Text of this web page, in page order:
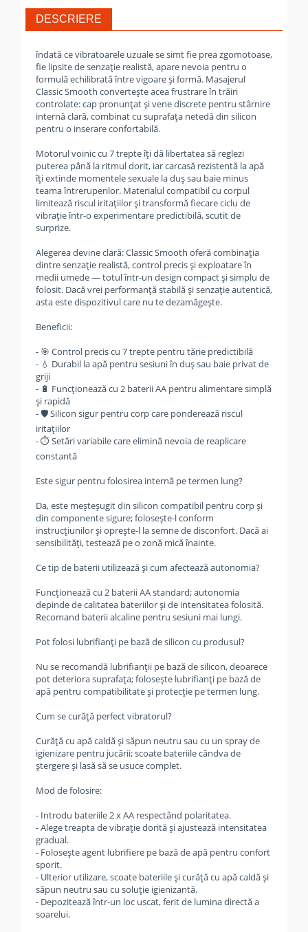
DESCRIERE
îndată ce vibratoarele uzuale se simt fie prea zgomotoase,
fie lipsite de senzație realistă, apare nevoia pentru o
formulă echilibrată între vigoare și formă. Masajerul
Classic Smooth convertește acea frustrare în trăiri
controlate: cap pronunțat și vene discrete pentru stârnire
internă clară, combinat cu suprafața netedă din silicon
pentru o inserare confortabilă.
Motorul voinic cu 7 trepte îți dă libertatea să reglezi
puterea până la ritmul dorit, iar carcasă rezistentă la apă
îți extinde momentele sexuale la duș sau baie minus
teama întreruperilor. Materialul compatibil cu corpul
limitează riscul iritațiilor și transformă fiecare ciclu de
vibrație într-o experimentare predictibilă, scutit de
surprize.
Alegerea devine clară: Classic Smooth oferă combinația
dintre senzație realistă, control precis și exploatare în
medii umede — totul într-un design compact și simplu de
folosit. Dacă vrei performanță stabilă și senzație autentică,
asta este dispozitivul care nu te dezamăgește.
Beneficii:
- 🎯 Control precis cu 7 trepte pentru tărie predictibilă
- 💧 Durabil la apă pentru sesiuni în duș sau baie privat de
griji
- 🔋 Funcționează cu 2 baterii AA pentru alimentare simplă
și rapidă
- 🛡️ Silicon sigur pentru corp care ponderează riscul
iritațiilor
- ⏱️ Setări variabile care elimină nevoia de reaplicare
constantă
Este sigur pentru folosirea internă pe termen lung?
Da, este meșteșugit din silicon compatibil pentru corp și
din componente sigure; folosește-l conform
instrucțiunilor și oprește-l la semne de disconfort. Dacă ai
sensibilități, testează pe o zonă mică înainte.
Ce tip de baterii utilizează și cum afectează autonomia?
Funcționează cu 2 baterii AA standard; autonomia
depinde de calitatea bateriilor și de intensitatea folosită.
Recomand baterii alcaline pentru sesiuni mai lungi.
Pot folosi lubrifianți pe bază de silicon cu produsul?
Nu se recomandă lubrifianții pe bază de silicon, deoarece
pot deteriora suprafața; folosește lubrifianți pe bază de
apă pentru compatibilitate și protecție pe termen lung.
Cum se curăță perfect vibratorul?
Curăță cu apă caldă și săpun neutru sau cu un spray de
igienizare pentru jucării; scoate bateriile cândva de
ștergere și lasă să se usuce complet.
Mod de folosire:
- Introdu bateriile 2 x AA respectând polaritatea.
- Alege treapta de vibrație dorită și ajustează intensitatea
gradual.
- Folosește agent lubrifiere pe bază de apă pentru confort
sporit.
- Ulterior utilizare, scoate bateriile și curăță cu apă caldă și
săpun neutru sau cu soluție igienizantă.
- Depozitează într-un loc uscat, ferit de lumina directă a
soarelui.